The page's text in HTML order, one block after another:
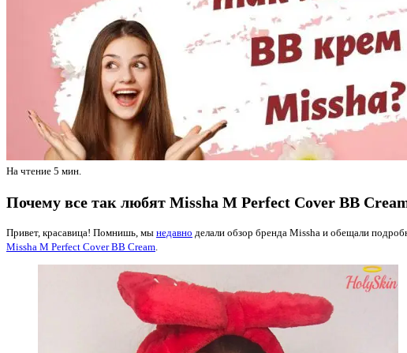
На чтение 5 мин.
Почему все так любят Missha M Perfect Cover BB
Привет, красавица! Помнишь, мы недавно делали обзор бренда Missha и обещали
Missha M Perfect Cover BB Cream